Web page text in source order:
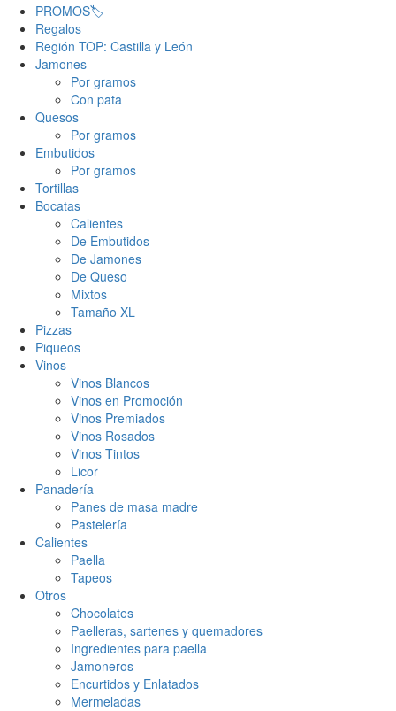
PROMOS🏷️
Regalos
Región TOP: Castilla y León
Jamones
Por gramos
Con pata
Quesos
Por gramos
Embutidos
Por gramos
Tortillas
Bocatas
Calientes
De Embutidos
De Jamones
De Queso
Mixtos
Tamaño XL
Pizzas
Piqueos
Vinos
Vinos Blancos
Vinos en Promoción
Vinos Premiados
Vinos Rosados
Vinos Tintos
Licor
Panadería
Panes de masa madre
Pastelería
Calientes
Paella
Tapeos
Otros
Chocolates
Paelleras, sartenes y quemadores
Ingredientes para paella
Jamoneros
Encurtidos y Enlatados
Mermeladas